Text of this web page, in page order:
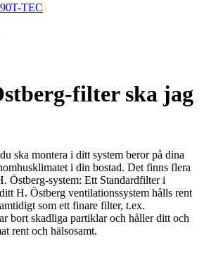
TEC
filter ska jag
ska montera i ditt system beror på dina
i din bostad. Det finns flera
Östberg-system: Ett Standardfilter i
H. Östberg ventilationssystem hålls rent
som ett finare filter, t.ex.
bort skadliga partiklar och håller ditt och
rent och hälsosamt.